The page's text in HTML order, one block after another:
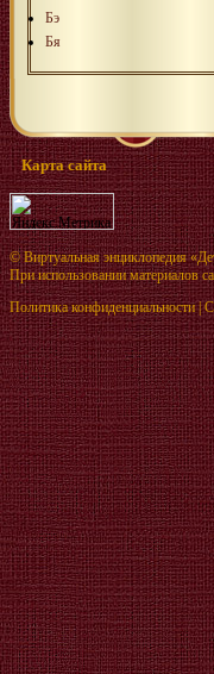
Бэ
Бя
Карта сайта
©Виртуальная энциклопедия
При использовании материалов
Политика конфиденциальности|